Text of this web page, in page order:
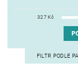
327 Kč
FILTR PODLE